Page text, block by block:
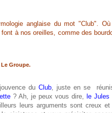
anglaise du mot "Club".
à nos oreilles, comme des
Le Groupe.
duClub, juste en se
? Ah, je peux vous dire, le Jules
leurs arguments sont creux